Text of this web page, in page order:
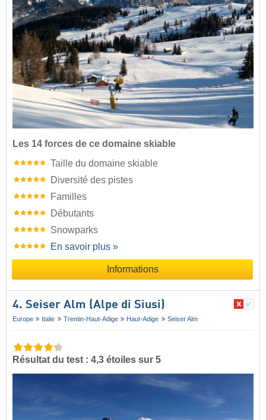
Les 14 forces de ce domaine skiable
Taille du domaine skiable
Diversité des pistes
Familles
Débutants
Snowparks
En savoir plus »
Informations
4. Seiser Alm (Alpe di Siusi)
Europe Italie Trentin-Haut-Adige Haut-Adige Seiser Alm
Résultat du test : 4,3 étoiles sur 5